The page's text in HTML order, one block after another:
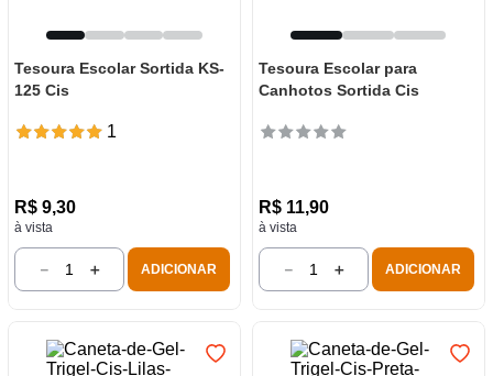
Tesoura Escolar Sortida KS-
125 Cis
1
R$ 9,30
à vista
＋
－ ADICIONAR
Tesoura Escolar para
Canhotos Sortida Cis
R$ 11,90
à vista
＋
－ ADICIONAR